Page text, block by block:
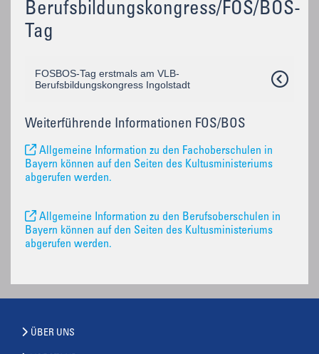
Berufsbildungskongress/FOS/BOS-
Tag
FOSBOS-Tag erstmals am VLB-
Berufsbildungskongress Ingolstadt
Weiterführende Informationen FOS/BOS
Allgemeine Information zu den Fachoberschulen in
Bayern können auf den Seiten des Kultusministeriums
abgerufen werden.
Allgemeine Information zu den Berufsoberschulen in
Bayern können auf den Seiten des Kultusministeriums
abgerufen werden.
ÜBER UNS